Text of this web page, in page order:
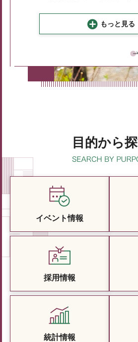
もっと見る
目的から
イベント情報
採用情報
統計情報